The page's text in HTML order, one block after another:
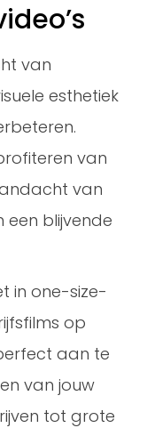
van
esthetiek
van
van
blijvende
in one-size-
op
aan te
van jouw
tot grote